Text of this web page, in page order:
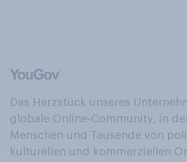
Das Herzstück unseres
globale Online-Community, in
Menschen und Tausende von
kulturellen und kommerziellen